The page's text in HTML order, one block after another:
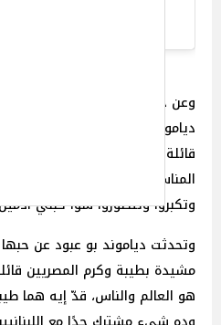
وعن حياتها الزوجية مع الفنان
دياموند أن تجربة الزواج بالنسبة
قائلة: "تجربة الزواج حلوة
المناسب، وشخصيتكم تكون
وتكبروا وتتطوروا سوا كبني
وتحدثت دياموند بو عبود عن
مشيدة بطيبة وكرم المصريين
هو العالم والناس، قدّ إيه هما